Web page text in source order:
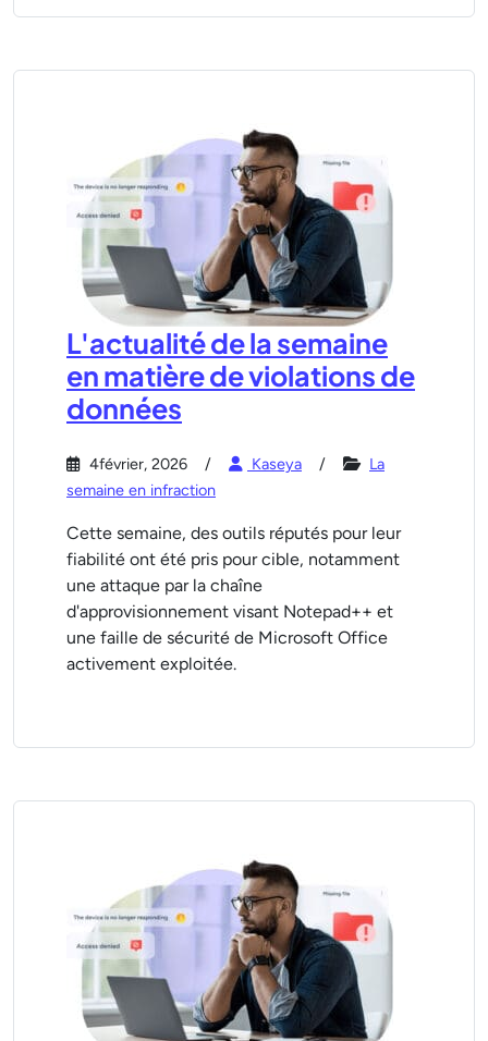
L'actualité de la semaine
en matière de violations de
données
4février, 2026 Kaseya
La
semaine en infraction
Cette semaine, des outils réputés pour leur
fiabilité ont été pris pour cible, notamment
une attaque par la chaîne
d'approvisionnement visant Notepad++ et
une faille de sécurité de Microsoft Office
activement exploitée.